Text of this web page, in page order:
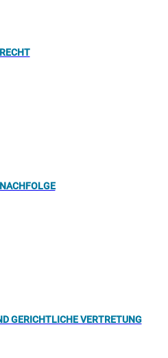
GERICHTLICHE VERTRETUNG